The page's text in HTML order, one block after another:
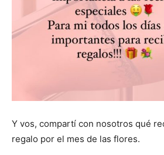
Y vos, compartí con nosotros qué
regalo por el mes de las flores.